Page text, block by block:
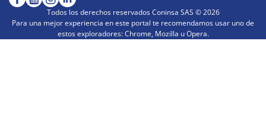
Todos los derechos reservados Coninsa SAS ©2026
Para una mejor experiencia en este portal te recomendamos usar uno de
estos exploradores: Chrome, Mozilla u Opera.